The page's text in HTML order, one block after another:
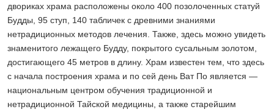
двориках храма расположены около 400 позолоченных статуй
Будды, 95 ступ, 140 табличек с древними знаниями
нетрадиционных методов лечения. Также, здесь можно увидеть
знаменитого лежащего Будду, покрытого сусальным золотом,
достигающего 45 метров в длину. Храм известен тем, что здесь
с начала построения храма и по сей день Ват По является —
национальным центром обучения традиционной и
нетрадиционной Тайской медицины, а также старейшим